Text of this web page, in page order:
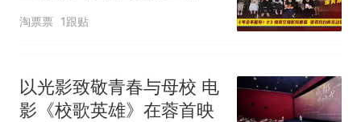
麦高能不断爆笑再升级
淘票票 1跟贴
以光影致敬青春与母校 电
影《校歌英雄》在蓉首映